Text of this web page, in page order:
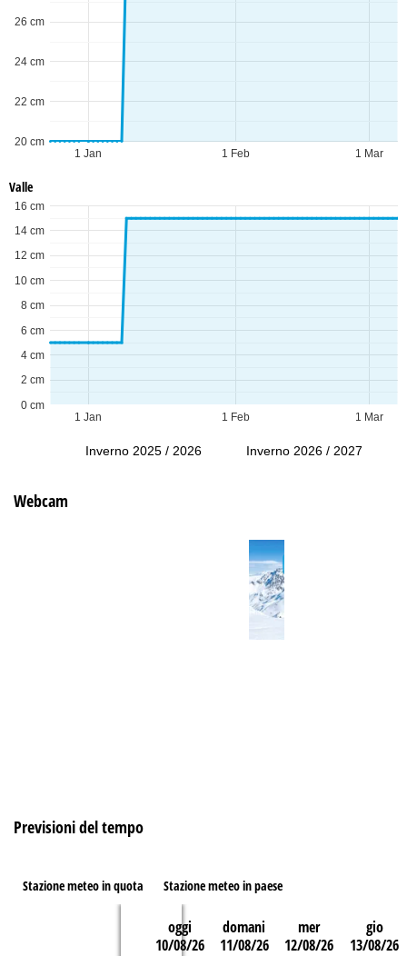
1 Jan 1 Feb 1 Mar
20 cm
22 cm
24 cm
26 cm
Valle
1 Jan 1 Feb 1 Mar
0 cm
2 cm
4 cm
6 cm
8 cm
10 cm
12 cm
14 cm
16 cm
Inverno 2025 / 2026 Inverno 2026 / 2027
Webcam
Previsioni del tempo
Stazione meteo in quota Stazione meteo in paese
oggi
10/08/26
domani
11/08/26
mer
12/08/26
gio
13/08/26